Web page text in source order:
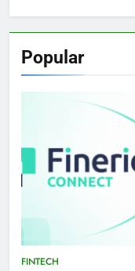
Popular
FINTECH